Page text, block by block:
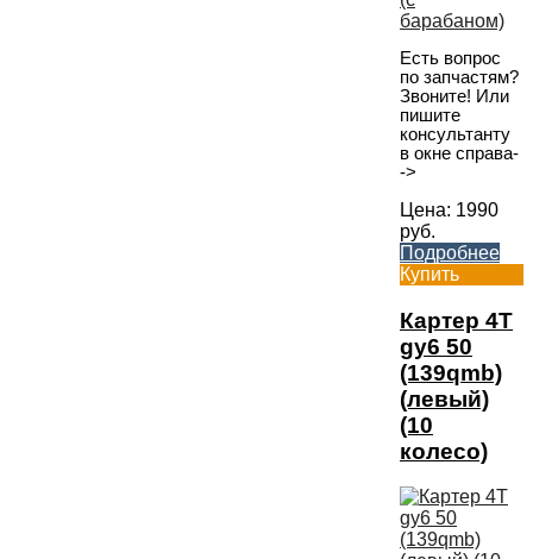
Есть вопрос
по запчастям?
Звоните! Или
пишите
консультанту
в окне справа-
->
Цена: 1990
руб.
Подробнее
Купить
Картер 4T
gy6 50
(139qmb)
(левый)
(10
колесо)